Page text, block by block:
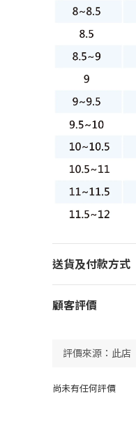
送貨及付款方式
顧客評價
尚未有任何評價